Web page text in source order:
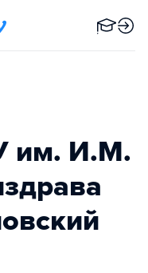
им. И.М.